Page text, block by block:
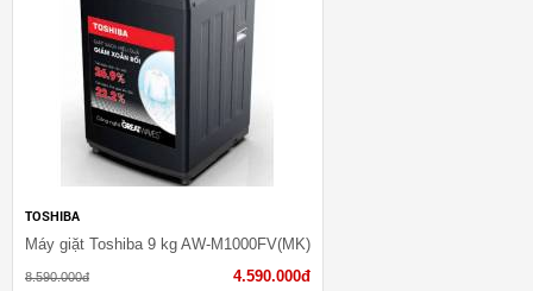
TOSHIBA
Máy giặt Toshiba 9 kg AW-M1000FV(MK)
8.590.000đ 4.590.000đ